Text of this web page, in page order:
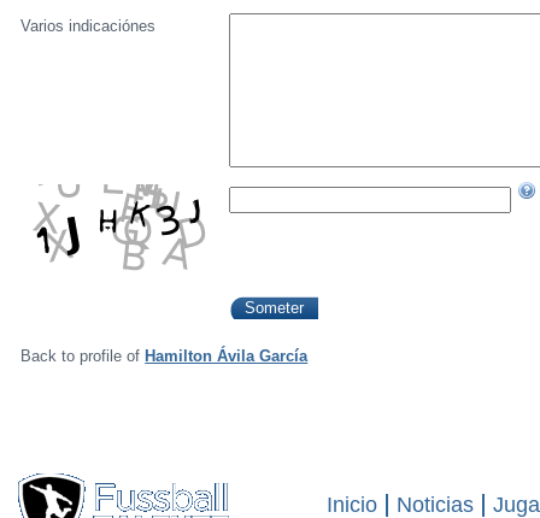
Varios indicaciónes
Back to profile of Hamilton Ávila García
Inicio Noticias